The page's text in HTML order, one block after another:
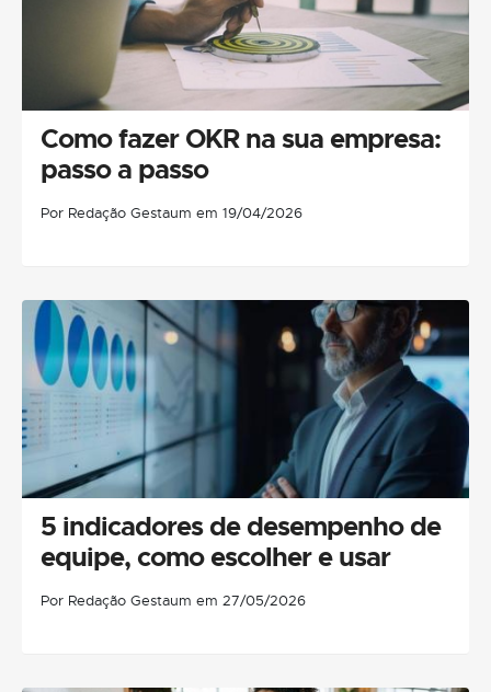
Como fazer OKR na sua empresa:
passo a passo
Por Redação Gestaum em 19/04/2026
5 indicadores de desempenho de
equipe, como escolher e usar
Por Redação Gestaum em 27/05/2026